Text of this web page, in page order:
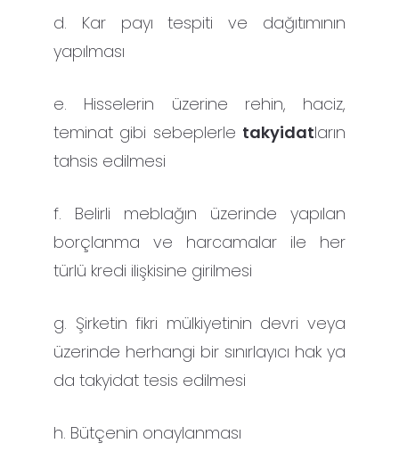
d. Kar payı tespiti ve dağıtımının
yapılması
e. Hisselerin üzerine rehin, haciz,
teminat gibi sebeplerle takyidatların
tahsis edilmesi
f. Belirli meblağın üzerinde yapılan
borçlanma ve harcamalar ile her
türlü kredi ilişkisine girilmesi
g. Şirketin fikri mülkiyetinin devri veya
üzerinde herhangi bir sınırlayıcı hak ya
da takyidat tesis edilmesi
h. Bütçenin onaylanması